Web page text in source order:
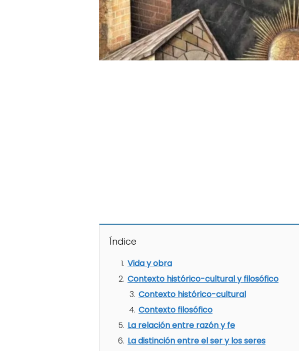
Índice
Vida y obra
Contexto histórico-cultural y filosófico
Contexto histórico-cultural
Contexto filosófico
La relación entre razón y fe
La distinción entre el ser y los seres